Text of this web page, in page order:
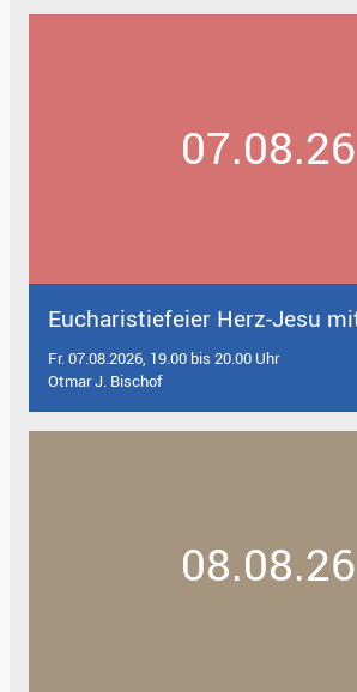
07.08.26
Eucharistiefeier Herz-Jesu
Fr. 07.08.2026, 19.00 bis 20.00 Uhr
Otmar J. Bischof
08.08.26